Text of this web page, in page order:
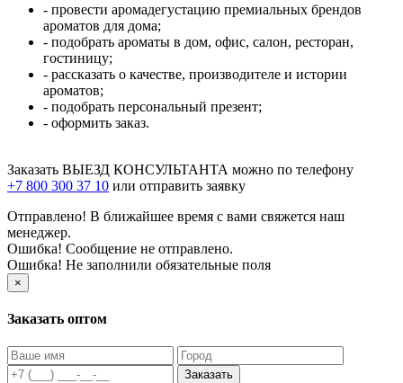
- провести аромадегустацию премиальных брендов
ароматов для дома;
- подобрать ароматы в дом, офис, салон, ресторан,
гостиницу;
- рассказать о качестве, производителе и истории
ароматов;
- подобрать персональный презент;
- оформить заказ.
Заказать ВЫЕЗД КОНСУЛЬТАНТА можно по телефону
+7 800 300 37 10 или отправить заявку
Отправлено! В ближайшее время с вами свяжется наш
менеджер.
Ошибка! Сообщение не отправлено.
Ошибка! Не заполнили обязательные поля
×
Заказать оптом
Заказать